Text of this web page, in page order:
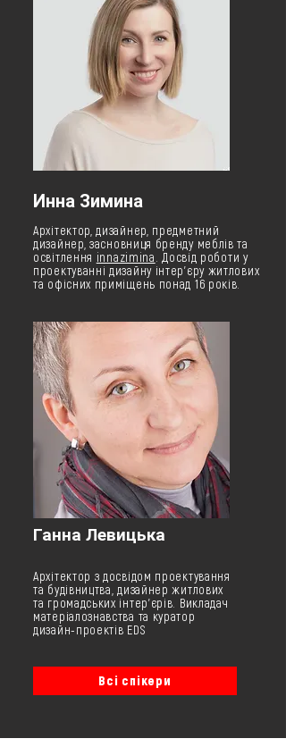
Инна Зимина
Архітектор, дизайнер, предметний
дизайнер, засновниця бренду меблів та
освітлення innazimina. Досвід роботи у
проектуванні дизайну інтер'єру житлових
та офісних приміщень понад 16 років.
Ганна Левицька
Архітектор з досвідом проектування
та будівництва, дизайнер житлових
та громадських інтер'єрів. Викладач
матеріалознавства та куратор
дизайн-проектів EDS
Всі спікери